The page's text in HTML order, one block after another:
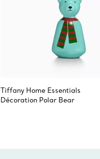
Tiffany Home Essentials
Décoration Polar Bear